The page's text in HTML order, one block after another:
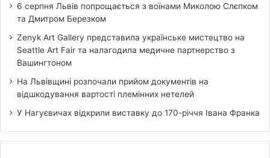
6 серпня Львів попрощається з воїнами Миколою Слєпком
та Дмитром Березком
Zenyk Art Gallery представила українське мистецтво на
Seattle Art Fair та налагодила медичне партнерство з
Вашингтоном
На Львівщині розпочали прийом документів на
відшкодування вартості племінних нетелей
У Нагуєвичах відкрили виставку до 170-річчя Івана Франка